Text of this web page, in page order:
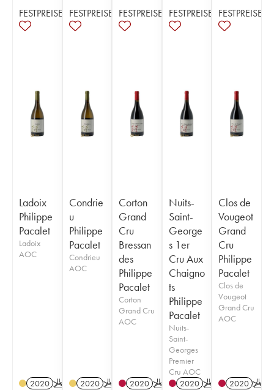
FESTPREISE
Ladoix
Philippe
Pacalet
Ladoix
AOC
2020 K
FESTPREISE
Condrie
u
Philippe
Pacalet
Condrieu
AOC
2020 K
FESTPREISE
Corton
Grand
Cru
Bressan
des
Philippe
Pacalet
Corton
Grand Cru
AOC
2020 K
FESTPREISE
Nuits-
Saint-
George
s 1er
Cru Aux
Chaigno
ts
Philippe
Pacalet
Nuits-
Saint-
Georges
Premier
Cru AOC
2020 K
FESTPREISE
Clos de
Vougeot
Grand
Cru
Philippe
Pacalet
Clos de
Vougeot
Grand Cru
AOC
2020 K